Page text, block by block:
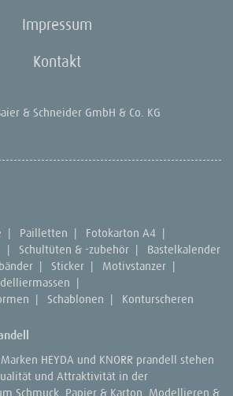
Impressum
Kontakt
& Schneider GmbH & Co. KG
| Pailletten | Fotokarton A4 |
| Schultüten & -zubehör |
Bastelkalender
| Sticker | Motivstanzer |
|
| Schablonen | Konturscheren
HEYDA und KNORR prandell stehen
und Attraktivität in der
Schmuck, Papier & Karton, Modellieren &